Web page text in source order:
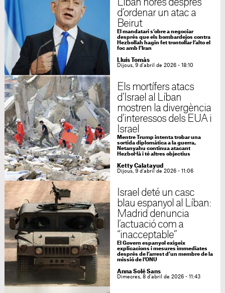
Líban hores després
d’ordenar un atac a
Beirut
El mandatari s’obre a negociar
després que els bombardejos contra
Hezbollah hagin fet trontollar l’alto el
foc amb l’Iran
Lluís Tomàs
Dijous, 9 d'abril de 2026 - 18:10
Els mortífers atacs
d’Israel al Líban
mostren la divergència
d’interessos dels EUA i
Israel
Mentre Trump intenta trobar una
sortida diplomàtica a la guerra,
Netanyahu continua atacant
Hezbol·là i té altres objectius
Ketty Calatayud
Dijous, 9 d'abril de 2026 - 11:06
Israel deté un casc
blau espanyol al Líban:
Madrid denuncia
l’actuació com a
“inacceptable”
El Govern espanyol exigeix
explicacions i mesures immediates
després de l’arrest d’un membre de la
missió de l’ONU
Anna Solé Sans
Dimecres, 8 d'abril de 2026 - 11:43